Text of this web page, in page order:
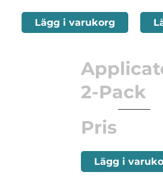
Lägg i varukorg
2-Pack
Pris
Lägg i